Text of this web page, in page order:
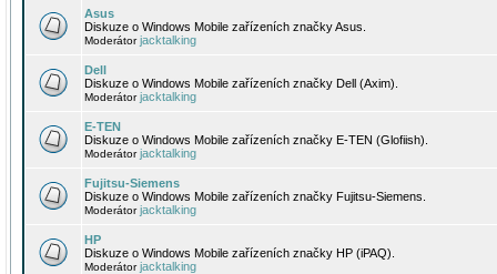
Asus
Diskuze o Windows Mobile zařízeních značky Asus.
Moderátorjacktalking
Dell
Diskuze o Windows Mobile zařízeních značky Dell (Axim).
Moderátorjacktalking
E-TEN
Diskuze o Windows Mobile zařízeních značky E-TEN (Glofiish).
Moderátorjacktalking
Fujitsu-Siemens
Diskuze o Windows Mobile zařízeních značky Fujitsu-Siemens.
Moderátorjacktalking
HP
Diskuze o Windows Mobile zařízeních značky HP (iPAQ).
Moderátorjacktalking